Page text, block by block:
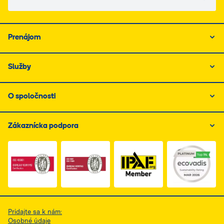
Prenájom
Služby
O spoločnosti
Zákaznícka podpora
Link do dokumentu PDF z certyfikatem ISO 1, otwiera
Link do dokumentu PDF z certyfikatem
Link do dokumentu
Pridajte sa k nám:
Osobné údaje